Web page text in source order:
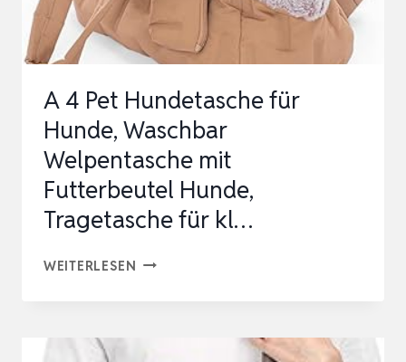
IDEAL
FÜR
TRANSPORT
&
HU…
A 4 Pet Hundetasche für
Hunde, Waschbar
Welpentasche mit
Futterbeutel Hunde,
Tragetasche für kl…
WEITERLESEN A